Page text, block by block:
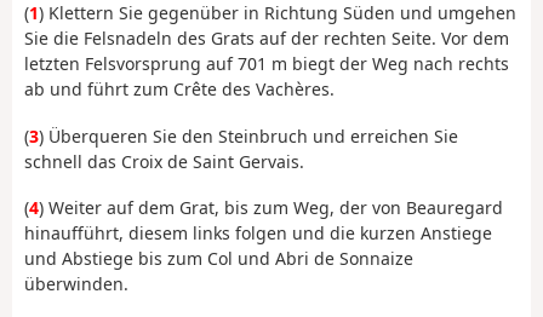
(1) Klettern Sie gegenüber in Richtung Süden und umgehen
Sie die Felsnadeln des Grats auf der rechten Seite. Vor dem
letzten Felsvorsprung auf 701 m biegt der Weg nach rechts
ab und führt zum Crête des Vachères.
(3) Überqueren Sie den Steinbruch und erreichen Sie
schnell das Croix de Saint Gervais.
(4) Weiter auf dem Grat, bis zum Weg, der von Beauregard
hinaufführt, diesem links folgen und die kurzen Anstiege
und Abstiege bis zum Col und Abri de Sonnaize
überwinden.